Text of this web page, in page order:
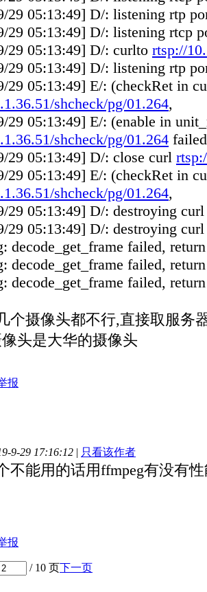
29 05:13:49] D/: listening rtp
29 05:13:49] D/: listening rtcp
29 05:13:49] D/: curlto rtsp://
29 05:13:49] D/: listening rtp
29 05:13:49] E/: (checkRet in
shcheck/pg/01.264,
29 05:13:49] E/: (enable in
shcheck/pg/01.264
29 05:13:49] D/: close curl
29 05:13:49] E/: (checkRet in
shcheck/pg/01.264,
29 05:13:49] D/: destroying
29 05:13:49] D/: destroying
decode_get_frame failed,
decode_get_frame failed,
decode_get_frame failed,
个摄像头都不行,直接取服务
像头是大华的摄像头
报
9-29 17:16:12 | 只看该作者
不能用的话用ffmpeg有没有
报
/ 10 页下一页